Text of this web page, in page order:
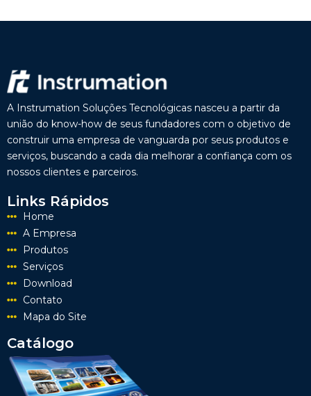
A Instrumation Soluções Tecnológicas nasceu a partir da
união do know-how de seus fundadores com o objetivo de
construir uma empresa de vanguarda por seus produtos e
serviços, buscando a cada dia melhorar a confiança com os
nossos clientes e parceiros.
Links Rápidos
Home
A Empresa
Produtos
Serviços
Download
Contato
Mapa do Site
Catálogo